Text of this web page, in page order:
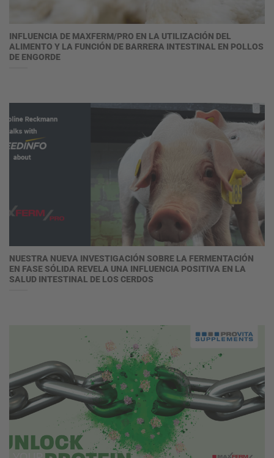
INFLUENCIA DE MAXFERM/PRO EN LA UTILIZACIÓN DEL
ALIMENTO Y LA FUNCIÓN DE BARRERA INTESTINAL EN POLLOS
DE ENGORDE
NUESTRA NUEVA INVESTIGACIÓN SOBRE LA FERMENTACIÓN
EN FASE SÓLIDA REVELA UNA INFLUENCIA POSITIVA EN LA
SALUD INTESTINAL DE LOS CERDOS